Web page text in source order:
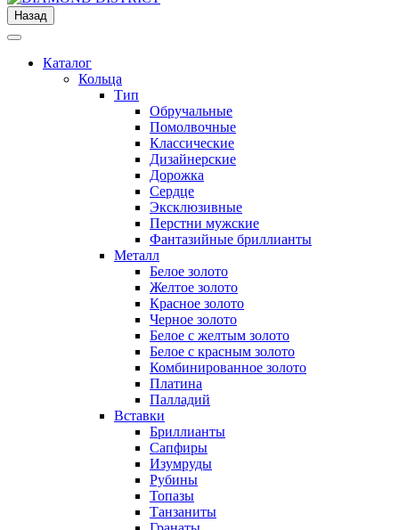
Назад
Каталог
Кольца
Тип
Обручальные
Помолвочные
Классические
Дизайнерские
Дорожка
Сердце
Эксклюзивные
Перстни мужские
Фантазийные бриллианты
Металл
Белое золото
Желтое золото
Красное золото
Черное золото
Белое с желтым золото
Белое с красным золото
Комбинированное золото
Платина
Палладий
Вставки
Бриллианты
Сапфиры
Изумруды
Рубины
Топазы
Танзаниты